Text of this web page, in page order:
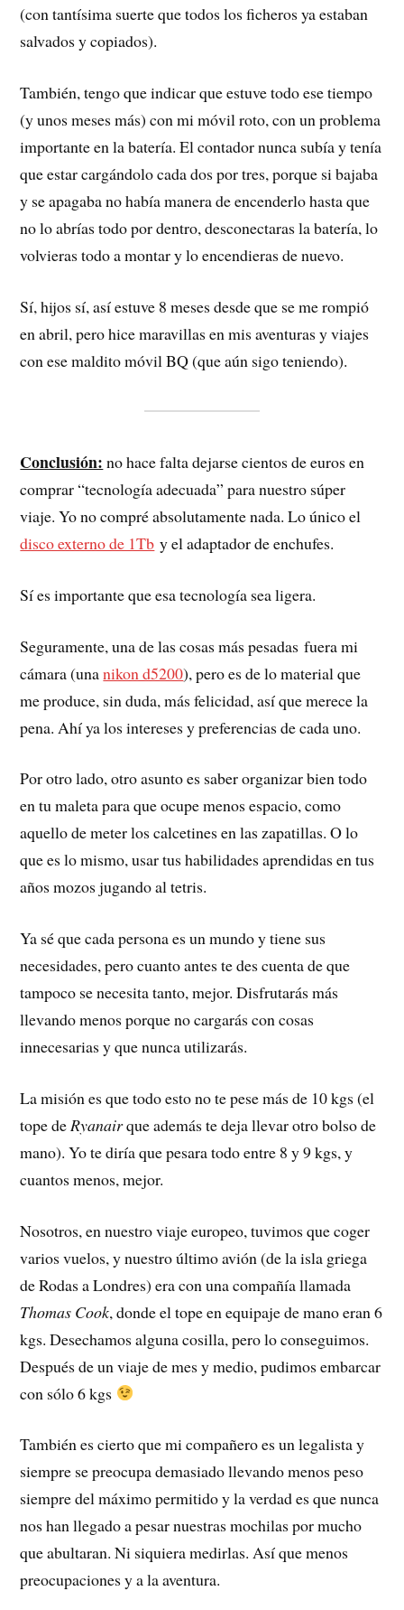
(con tantísima suerte que todos los ficheros ya estaban
salvados y copiados).
También, tengo que indicar que estuve todo ese tiempo
(y unos meses más) con mi móvil roto, con un problema
importante en la batería. El contador nunca subía y tenía
que estar cargándolo cada dos por tres, porque si bajaba
y se apagaba no había manera de encenderlo hasta que
no lo abrías todo por dentro, desconectaras la batería, lo
volvieras todo a montar y lo encendieras de nuevo.
Sí, hijos sí, así estuve 8 meses desde que se me rompió
en abril, pero hice maravillas en mis aventuras y viajes
con ese maldito móvil BQ (que aún sigo teniendo).
Conclusión: no hace falta dejarse cientos de euros en
comprar “tecnología adecuada” para nuestro súper
viaje. Yo no compré absolutamente nada. Lo único el
disco externo de 1Tb y el adaptador de enchufes.
Sí es importante que esa tecnología sea ligera.
Seguramente, una de las cosas más pesadas fuera mi
cámara (unanikon d5200), pero es de lo material que
me produce, sin duda, más felicidad, así que merece la
pena. Ahí ya los intereses y preferencias de cada uno.
Por otro lado, otro asunto es saber organizar bien todo
en tu maleta para que ocupe menos espacio, como
aquello de meter los calcetines en las zapatillas. O lo
que es lo mismo, usar tus habilidades aprendidas en tus
años mozos jugando al tetris.
Ya sé que cada persona es un mundo y tiene sus
necesidades, pero cuanto antes te des cuenta de que
tampoco se necesita tanto, mejor. Disfrutarás más
llevando menos porque no cargarás con cosas
innecesarias y que nunca utilizarás.
La misión es que todo esto no te pese más de 10 kgs (el
tope deRyanairque además te deja llevar otro bolso de
mano). Yo te diría que pesara todo entre 8 y 9 kgs, y
cuantos menos, mejor.
Nosotros, en nuestro viaje europeo, tuvimos que coger
varios vuelos, y nuestro último avión (de la isla griega
de Rodas a Londres) era con una compañía llamada
Thomas Cook, donde el tope en equipaje de mano eran 6
kgs. Desechamos alguna cosilla, pero lo conseguimos.
Después de un viaje de mes y medio, pudimos embarcar
con sólo 6 kgs
También es cierto que mi compañero es un legalista y
siempre se preocupa demasiado llevando menos peso
siempre del máximo permitido y la verdad es que nunca
nos han llegado a pesar nuestras mochilas por mucho
que abultaran. Ni siquiera medirlas. Así que menos
preocupaciones y a la aventura.